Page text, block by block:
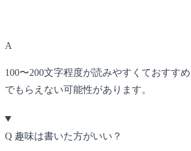
A
100〜200文字程度が読みやすくておすす
でもらえない可能性があります。
Q 趣味は書いた方がいい？